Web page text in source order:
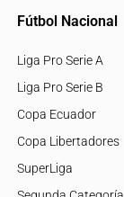
Fútbol Nacional
Liga Pro Serie A
Liga Pro Serie B
Copa Ecuador
Copa Libertadores
SuperLiga